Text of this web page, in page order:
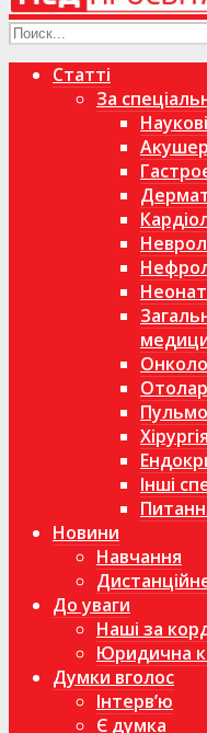
Статті
За
Інші
Новини
Навчання
До уваги
Наші за
Юридична
Думки вголос
Інтерв’ю
Є думка